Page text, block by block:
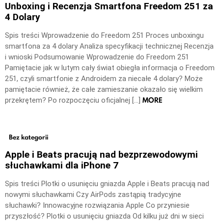
Unboxing i Recenzja Smartfona Freedom 251 za
4 Dolary
Spis treści Wprowadzenie do Freedom 251 Proces unboxingu
smartfona za 4 dolary Analiza specyfikacji technicznej Recenzja
i wnioski Podsumowanie Wprowadzenie do Freedom 251
Pamiętacie jak w lutym cały świat obiegła informacja o Freedom
251, czyli smartfonie z Androidem za niecałe 4 dolary? Może
pamiętacie również, że całe zamieszanie okazało się wielkim
przekrętem? Po rozpoczęciu oficjalnej […] MORE
Bez kategorii
Apple i Beats pracują nad bezprzewodowymi
słuchawkami dla iPhone 7
Spis treści Plotki o usunięciu gniazda Apple i Beats pracują nad
nowymi słuchawkami Czy AirPods zastąpią tradycyjne
słuchawki? Innowacyjne rozwiązania Apple Co przyniesie
przyszłość? Plotki o usunięciu gniazda Od kilku już dni w sieci